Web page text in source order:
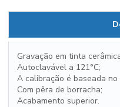
Gravação em tinta
Autoclavável a 121°C;
A calibração é baseada no
Com pêra de borracha;
Acabamento superior.